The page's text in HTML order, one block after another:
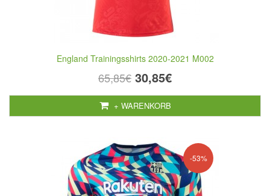
England Trainingsshirts 2020-2021 M002
65,85€ 30,85€
+ WARENKORB
-53%